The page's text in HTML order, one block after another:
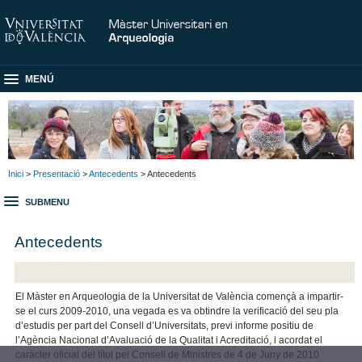
MENÚ
Inici > Presentació >Antecedents > Antecedents
SUBMENU
Antecedents
El Màster en Arqueologia de la Universitat de València començà a impartir-
se el curs 2009-2010, una vegada es va obtindre la verificació del seu pla
d’estudis per part del Consell d’Universitats, previ informe positiu de
l’Agència Nacional d’Avaluació de la Qualitat i Acreditació, i acordat el
caràcter oficial del títol pel Consell de Ministres de 4 de Juny de 2010